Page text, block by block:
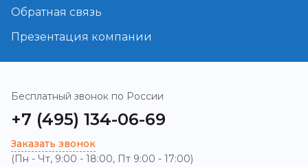
Обратная связь
Презентация компании
Бесплатный звонок по России
+7 (495) 134-06-69
Заказать звонок
(Пн - Чт, 9:00 - 18:00, Пт 9:00 - 17:00)